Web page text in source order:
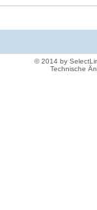
© 2014 by
Technische